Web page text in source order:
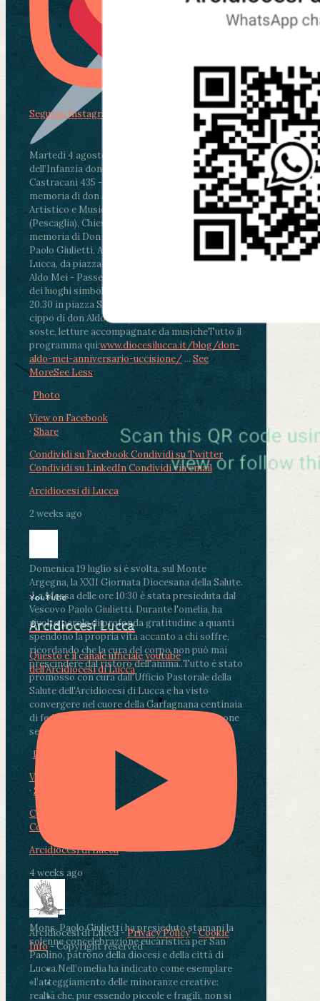
Martedì 4 agosto2026
ore 11:30 - Lucca, Scuola
dell’Infanzia don Aldo Mei - Viale Castruccio
Castracani 435 - Inaugurazione murales in
memoria di don Aldo Mei curato dal Liceo
Artistico e Musicale “Passaglia”
ore 18 - Fiano
(Pescaglia), Chiesa parrocchiale - Messa in
memoria di Don Aldo Mei celebrata da mons.
Paolo Giulietti, Arcivescovo di Lucca
ore 20.30 -
Lucca, da piazza San Michele al Cippo di don
Aldo Mei - Passeggiata della Memoria in alcuni
dei luoghi simbolo della città. Ritrovo alle ore
20.30 in piazza San Michele con conclusione al
cippo di don Aldo Mei (Porta Elisa). Durante le
soste, letture accompagnate da musicheTutto il
programma qui:www.diocesilucca.it/blog/don-
aldo-mei-anniversario-uccisione/ ... See
MoreSee Less
Photo
View on Facebook
· Share
Condividi su FacebookCondividi su Twitter
Condividi su LinkedInCondividi via email
Arcidiocesi di Lucca
2 weeks ago
Domenica 19 luglio si è svolta, sul Monte
Argegna, la XXII Giornata Diocesana della Salute.
.La Messa delle ore 10:30 è stata presieduta dal
Vescovo Paolo Giulietti. Durante l'omelia, ha
rivolto parole di profonda gratitudine a quanti
spendono la propria vita accanto a chi soffre,
ricordando che la cura del corpo non può mai
prescindere dal ristoro dell'anima..Tutto è stato
promosso con cura dall'Ufficio Pastorale della
Salute dell'Arcidiocesi di Lucca e ha visto
convergere nel cuore della Garfagnana centinaia
di fedeli, operatori sanitari, volontari e persone
segnate dalla malattia.
Photo
View on Facebook
· Share
Condividi su Facebook
Condividi su LinkedIn
Arcidiocesi di Lucca
4 weeks ago
Mons. Paolo Giulietti ha presieduto stamani la
solenne concelebrazione eucaristica per San
Paolino, patrono della diocesi e della città di
Lucca.Nell’omelia ha indicato come esemplare
«l’atteggiamento delle minoranze creative:
realtà che, pur essendo piccole e fragili, non si
Segui su Instagram
YouTube
Arcidiocesi Lucca
Questo è il canale ufficiale youtube
dell'Arcidiocesi di Lucca
Arcidiocesi di Lucca -Privacy Policy-Cookie
Info- Copyright reserved